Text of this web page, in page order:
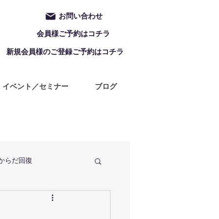
お問い合わせ
会員様ご予約はコチラ
新規会員様のご登録ご予約はコチラ
イベント／セミナー ブログ
らだ回復
ZUMBA